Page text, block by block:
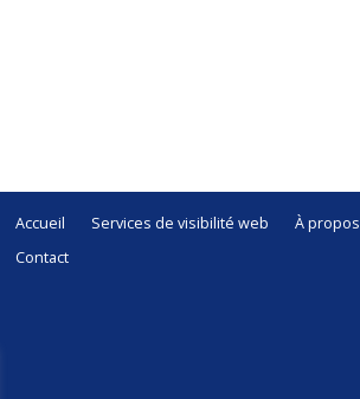
Accueil Services de visibilité web
À propos
Contact